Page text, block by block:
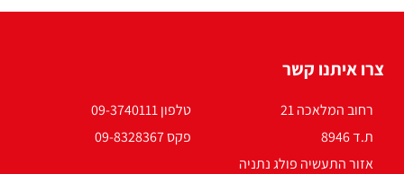
צרו איתנו קשר
רחוב המלאכה 21
ת.ד 8946
אזור התעשיה פולג נתניה
טלפון 09-3740111
פקס 09-8328367